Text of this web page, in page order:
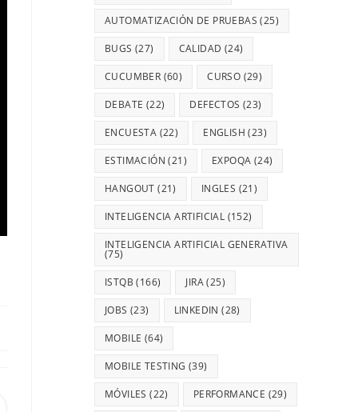
AUTOMATIZACIÓN DE PRUEBAS (25)
BUGS (27) CALIDAD (24)
CUCUMBER (60) CURSO (29)
DEBATE (22) DEFECTOS (23)
ENCUESTA (22) ENGLISH (23)
ESTIMACIÓN (21) EXPOQA (24)
HANGOUT (21) INGLES (21)
INTELIGENCIA ARTIFICIAL (152)
INTELIGENCIA ARTIFICIAL GENERATIVA
(75)
ISTQB (166) JIRA(25)
JOBS (23) LINKEDIN (28)
MOBILE (64)
MOBILE TESTING (39)
MÓVILES (22) PERFORMANCE (29)